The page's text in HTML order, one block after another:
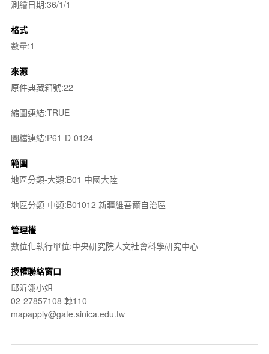
測繪日期:36/1/1
格式
數量:1
來源
原件典藏箱號:22
縮圖連結:TRUE
圖檔連結:P61-D-0124
範圍
地區分類-大類:B01 中國大陸
地區分類-中類:B01012 新疆維吾爾自治區
管理權
數位化執行單位:中央研究院人文社會科學研究中心
授權聯絡窗口
邱沂翎小姐
02-27857108 轉110
mapapply@gate.sinica.edu.tw